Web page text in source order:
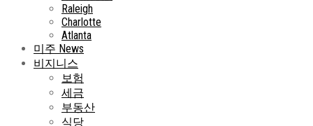
Raleigh
Charlotte
Atlanta
미주 News
비지니스
보험
세금
부동산
식당